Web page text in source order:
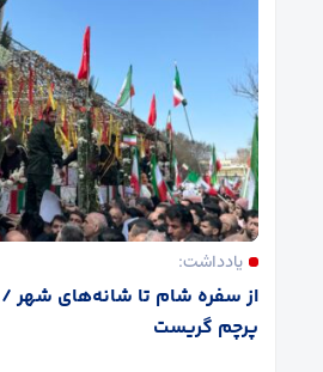
یادداشت:
از سفره شام تا شانه‌های شهر /
پرچم گریست